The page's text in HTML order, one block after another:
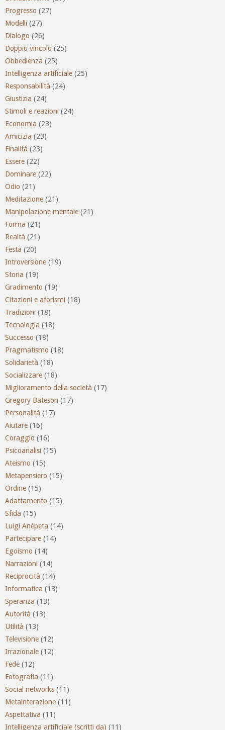
Progresso (27)
Modelli (27)
Dialogo (26)
Doppio vincolo (25)
Obbedienza (25)
Intelligenza artificiale (25)
Responsabilità (24)
Giustizia (24)
Stimoli e reazioni (24)
Economia (23)
Amicizia (23)
Finalità (23)
Essere (22)
Dominare (22)
Odio (21)
Meditazione (21)
Manipolazione mentale (21)
Forma (21)
Realtà (21)
Festa (20)
Introversione (19)
Storia (19)
Gradimento (19)
Citazioni e aforismi (18)
Tradizioni (18)
Tecnologia (18)
Successo (18)
Pragmatismo (18)
Solidarietà (18)
Socializzare (18)
Miglioramento della società (17)
Gregory Bateson (17)
Personalità (17)
Aiutare (16)
Coraggio (16)
Psicoanalisi (15)
Ateismo (15)
Metapensiero (15)
Ordine (15)
Adattamento (15)
Sfida (15)
Luigi Anèpeta (14)
Partecipare (14)
Egoismo (14)
Narrazioni (14)
Reciprocità (14)
Informatica (13)
Speranza (13)
Autorità (13)
Utilità (13)
Televisione (12)
Irrazionale (12)
Fede (12)
Fotografia (11)
Social networks (11)
Metainterazione (11)
Aspettativa (11)
Intelligenza artificiale (scritti da) (11)